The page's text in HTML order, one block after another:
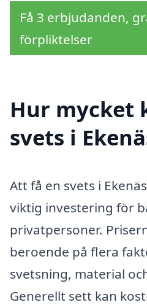
Få 3 erbjudanden,
förpliktelser
Hur mycket
svets i
Att få en svets i
viktig investering för
privatpersoner.
beroende på flera
svetsning, material
Generellt sett kan